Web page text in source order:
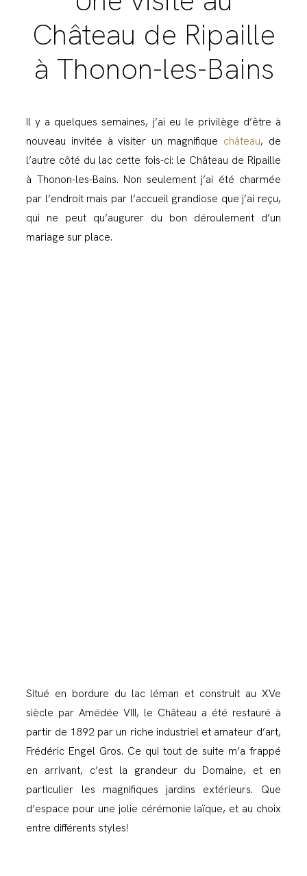
Château de Ripaille
à Thonon-les-Bains
Il y a quelques semaines, j’ai eu le privilège d’être à
nouveau invitée à visiter un magnifique château, de
l’autre côté du lac cette fois-ci: le Château de Ripaille
à Thonon-les-Bains. Non seulement j’ai été charmée
par l’endroit mais par l’accueil grandiose que j’ai reçu,
qui ne peut qu’augurer du bon déroulement d’un
mariage sur place.
Situé en bordure du lac léman et construit au XVe
siècle par Amédée VIII, le Château a été restauré à
partir de 1892 par un riche industriel et amateur d’art,
Frédéric Engel Gros. Ce qui tout de suite m’a frappé
en arrivant, c’est la grandeur du Domaine, et en
particulier les magnifiques jardins extérieurs. Que
d’espace pour une jolie cérémonie laïque, et au choix
entre différents styles!